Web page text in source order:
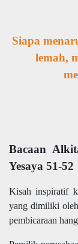
Siapa
lemah,
Bacaan
Yesaya 51-52
Kisah inspiratif
yang dimiliki
pembicaraan